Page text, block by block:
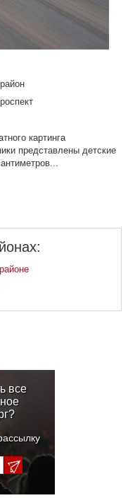
картинга
представлены детские
все